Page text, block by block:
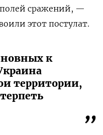
сражений, —
этот постулат.
к
территории,